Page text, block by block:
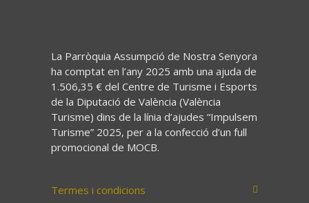
La Parròquia Assumpció de Nostra Senyora
ha comptat en l’any 2025 amb una ajuda de
1.506,35 € del Centre de Turisme i Esports
de la Diputació de València (València
Turisme) dins de la línia d’ajudes “Impulsem
Turisme” 2025, per a la confecció d’un full
promocional de MOCB.
Termes i condicions